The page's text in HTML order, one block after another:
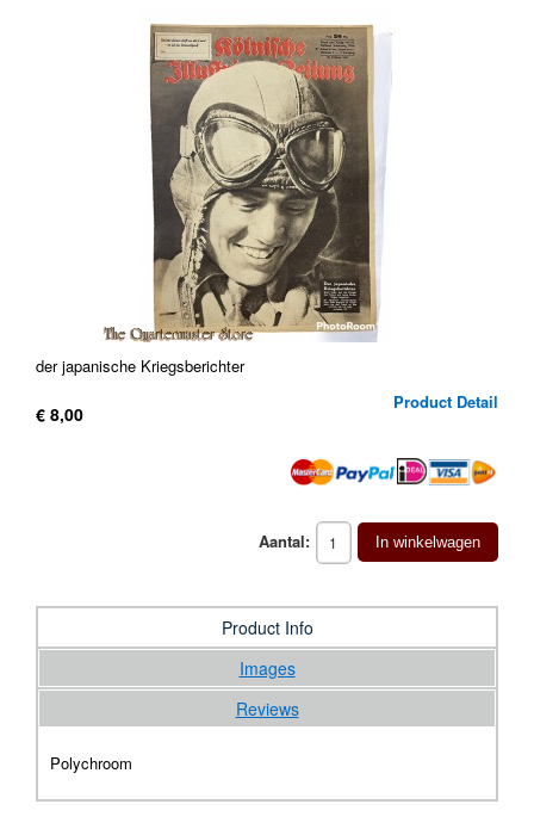
der japanische Kriegsberichter
Product Detail
€ 8,00
Aantal: In winkelwagen
Product Info
Images
Reviews
Polychroom